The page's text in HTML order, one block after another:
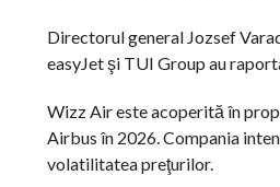
Directorul general Jozsef
easyJet şi TUI Group au
Wizz Air este acoperită în
Airbus în 2026. Compania
volatilitatea preţurilor.